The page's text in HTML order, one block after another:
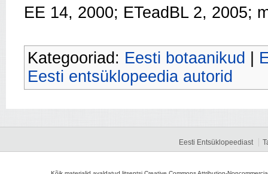
EE 14, 2000; ETeadBL 2, 2005;
Kategooriad: Eesti botaanikud
Eesti entsüklopeedia autorid
Eesti Entsüklopeediast